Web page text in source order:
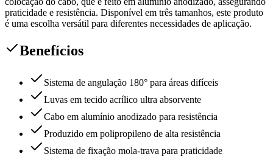
praticidade e resistência. Disponível em três tamanhos, este produto
é uma escolha versátil para diferentes necessidades de aplicação.
Benefícios
Sistema de angulação 180° para áreas difíceis
Luvas em tecido acrílico ultra absorvente
Cabo em alumínio anodizado para resistência
Produzido em polipropileno de alta resistência
Sistema de fixação mola-trava para praticidade